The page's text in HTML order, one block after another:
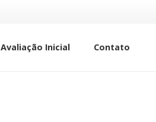
Avaliação Inicial Contato